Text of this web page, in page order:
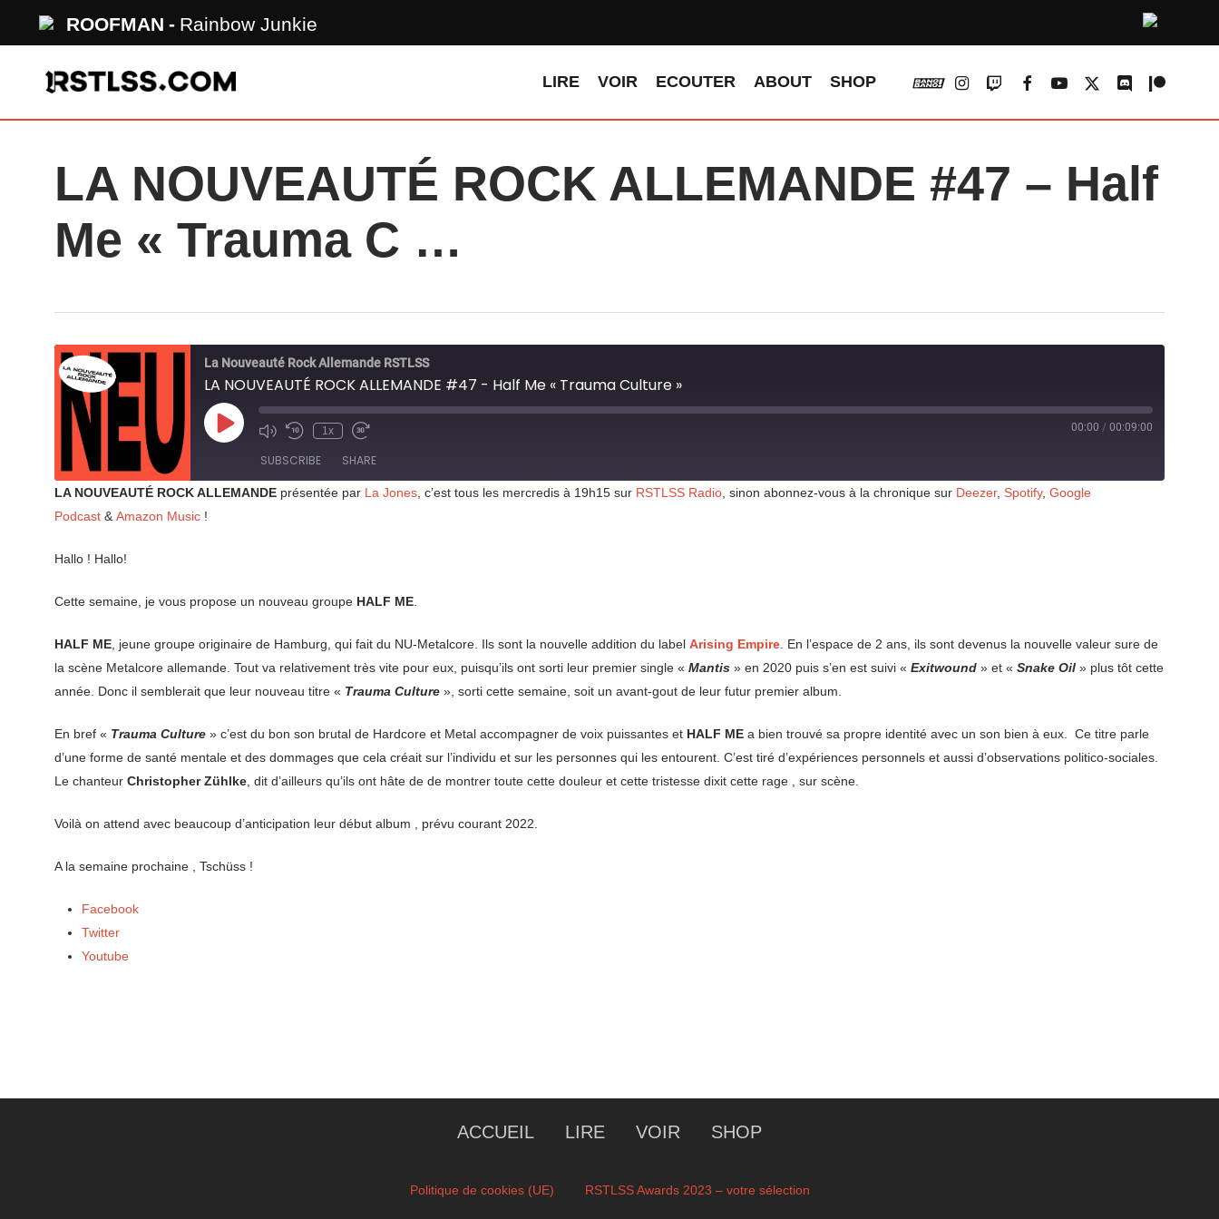
ROOFMAN Rainbow Junkie
LIRE VOIR ECOUTER ABOUT SHOP vk instagram
twitchfacebookyoutube
x-
discordpatreon
LA NOUVEAUTÉ ROCK ALLEMANDE #47 – Half
Me « Trauma C …
La Nouveauté Rock Allemande RSTLSS
LA NOUVEAUTÉ ROCK ALLEMANDE #47 - Half Me « Trauma Culture »
Play
Episode Mute/Unmute
Rewind
Seconds
1x
Fast
30
seconds
00:00 / 00:09:00
SUBSCRIBE SHARE
SHARE
LINK
LA NOUVEAUTÉ ROCK ALLEMANDE présentée par La Jones , c’est tous les mercredis à 19h15 sur RSTLSS Radio , sinon abonnez-vous à la chronique sur Deezer, Spotify, Google
Podcast & Amazon Music !
Hallo ! Hallo!
Cette semaine, je vous propose un nouveau groupe HALF ME
HALF ME , jeune groupe originaire de Hamburg, qui fait du NU-Metalcore. Ils sont la nouvelle addition du label Arising Empire . En l’espace de 2 ans, ils sont devenus la nouvelle valeur sure de
la scène Metalcore allemande. Tout va relativement très vite pour eux, puisqu’ils ont sorti leur premier single « Mantis » en 2020 puis s’en est suivi « Exitwound » et « Snake Oil » plus tôt cette
année. Donc il semblerait que leur nouveau titre « Trauma Culture », sorti cette semaine, soit un avant-gout de leur futur premier album.
En bref « Trauma Culture » c’est du bon son brutal de Hardcore et Metal accompagner de voix puissantes et HALF ME a bien trouvé sa propre identité avec un son bien à eux. Ce titre parle
d’une forme de santé mentale et des dommages que cela créait sur l’individu et sur les personnes qui les entourent. C’est tiré d’expériences personnels et aussi d’observations politico-sociales.
Le chanteur Christopher Zühlke , dit d’ailleurs qu’ils ont hâte de de montrer toute cette douleur et cette tristesse dixit cette rage , sur scène.
Voilà on attend avec beaucoup d’anticipation leur début album , prévu courant 2022.
A la semaine prochaine , Tschüss !
Facebook
Twitter
Youtube
ACCUEIL LIRE VOIR SHOP
Politique de cookies (UE) RSTLSS Awards 2023 – votre sélection